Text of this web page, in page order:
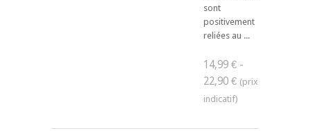
sont
positivement
reliées au ...
14,99 € -
22,90 €